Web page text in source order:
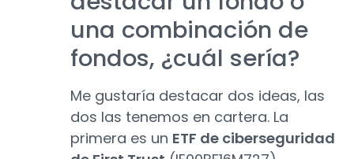
una combinación de
fondos, ¿cuál sería?
Me gustaría destacar dos ideas, las
dos las tenemos en cartera. La
primera es un ETF de ciberseguridad